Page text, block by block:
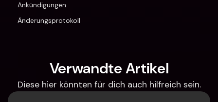
Ankündigungen
Änderungsprotokoll
Verwandte Artikel
Diese hier könnten für dich auch hilfreich sein.